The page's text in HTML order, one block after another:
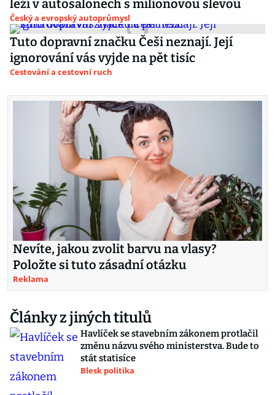
leží v autosalonech s milionovou slevou
Český a evropský autoprůmysl
Tuto dopravní značku Češi neznají. Její
ignorování vás vyjde na pět tisíc
Cestování a cestovní ruch
Nevíte, jakou zvolit barvu na vlasy?
Položte si tuto zásadní otázku
Reklama
Články z jiných titulů
Havlíček se stavebním zákonem protlačil
změnu názvu svého ministerstva. Bude to
stát statisíce
Blesk politika